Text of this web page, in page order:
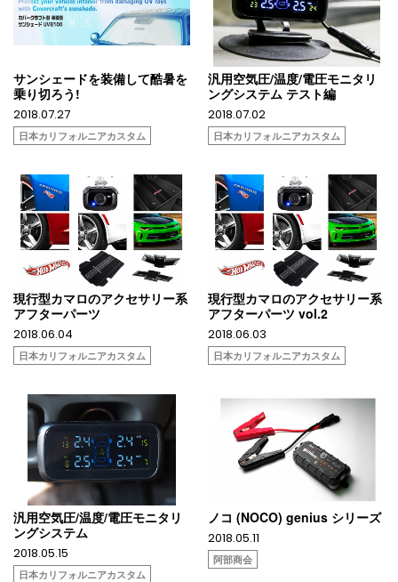
サンシェードを装備して酷暑を
乗り切ろう!
2018.07.27
日本カリフォルニアカスタム
汎用空気圧/温度/電圧モニタリ
ングシステム テスト編
2018.07.02
日本カリフォルニアカスタム
現行型カマロのアクセサリー系
アフターパーツ
2018.06.04
日本カリフォルニアカスタム
現行型カマロのアクセサリー系
アフターパーツ vol.2
2018.06.03
日本カリフォルニアカスタム
汎用空気圧/温度/電圧モニタリ
ングシステム
2018.05.15
日本カリフォルニアカスタム
ノコ (NOCO) genius シリーズ
2018.05.11
阿部商会